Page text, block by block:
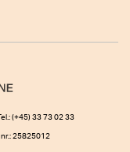
(+45) 33 73 02 33
25825012